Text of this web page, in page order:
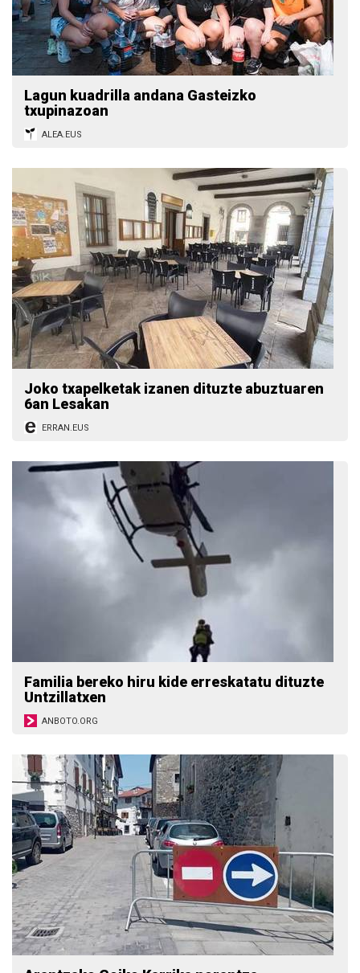
Lagun kuadrilla andana Gasteizko
txupinazoan
ALEA.EUS
Joko txapelketak izanen dituzte abuztuaren
6an Lesakan
ERRAN.EUS
Familia bereko hiru kide erreskatatu dituzte
Untzillatxen
ANBOTO.ORG